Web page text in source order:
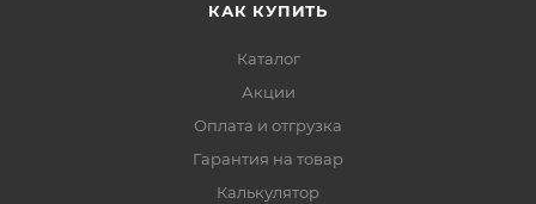
КАК КУПИТЬ
Каталог
Акции
Оплата и отгрузка
Гарантия на товар
Калькулятор